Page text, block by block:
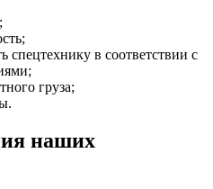
спецтехнику в соответствии с
груза;
наших